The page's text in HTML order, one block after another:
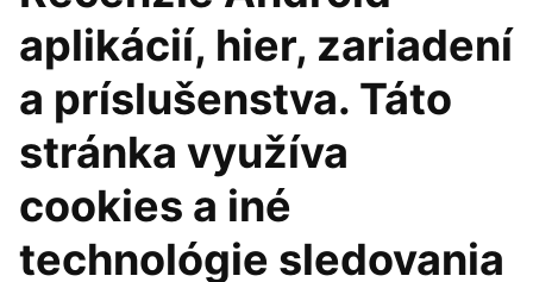
aplikácií, hier, zariadení
a príslušenstva. Táto
stránka využíva
cookies a iné
technológie sledovania